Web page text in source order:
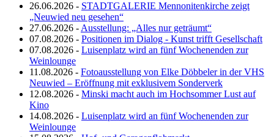
26.06.2026 - STADTGALERIE Mennonitenkirche zeigt
„Neuwied neu gesehen“
27.06.2026 - Ausstellung: „Alles nur geträumt“
07.08.2026 - Positionen im Dialog - Kunst trifft Gesellschaft
07.08.2026 - Luisenplatz wird an fünf Wochenenden zur
Weinlounge
11.08.2026 - Fotoausstellung von Elke Döbbeler in der VHS
Neuwied – Eröffnung mit exklusivem Sonderverk
12.08.2026 - Minski macht auch im Hochsommer Lust auf
Kino
14.08.2026 - Luisenplatz wird an fünf Wochenenden zur
Weinlounge